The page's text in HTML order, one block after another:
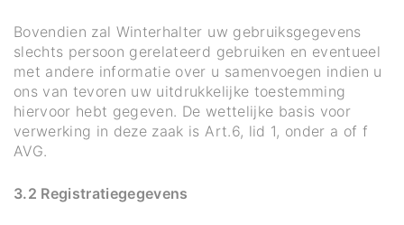
Bovendien zal Winterhalter uw gebruiksgegevens
slechts persoon gerelateerd gebruiken en eventueel
met andere informatie over u samenvoegen indien u
ons van tevoren uw uitdrukkelijke toestemming
hiervoor hebt gegeven. De wettelijke basis voor
verwerking in deze zaak is Art.6, lid 1, onder a of f
AVG.
3.2 Registratiegegevens